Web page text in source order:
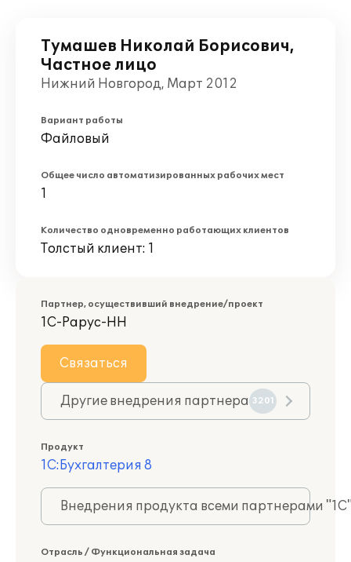
Тумашев Николай Борисович,
Частное лицо
Нижний Новгород, Март 2012
Вариант работы
Файловый
Общее число автоматизированных рабочих мест
1
Количество одновременно работающих клиентов
Толстый клиент: 1
Партнер, осуществивший внедрение/проект
1С-Рарус-НН
Связаться
Другие внедрения партнера 3201
Продукт
1С:Бухгалтерия 8
Внедрения продукта всеми партнерами
Отрасль / Функциональная задача